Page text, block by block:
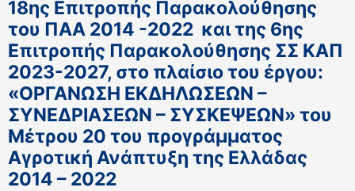
18ης Επιτροπής Παρακολούθησης
του ΠΑΑ 2014 -2022 και της 6ης
Επιτροπής Παρακολούθησης ΣΣ ΚΑΠ
2023-2027, στο πλαίσιο του έργου:
«ΟΡΓΑΝΩΣΗ ΕΚΔΗΛΩΣΕΩΝ –
ΣΥΝΕΔΡΙΑΣΕΩΝ – ΣΥΣΚΕΨΕΩΝ» του
Μέτρου 20 του προγράμματος
Αγροτική Ανάπτυξη της Ελλάδας
2014 – 2022